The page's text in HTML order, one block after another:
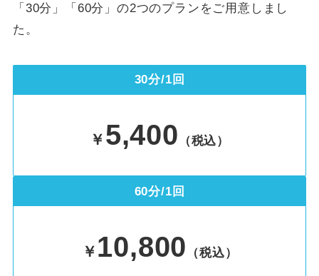
「30分」「60分」の2つのプランをご用意しまし
た。
30分/1回
￥ 5,400 （税込）
60分/1回
￥ 10,800 （税込）